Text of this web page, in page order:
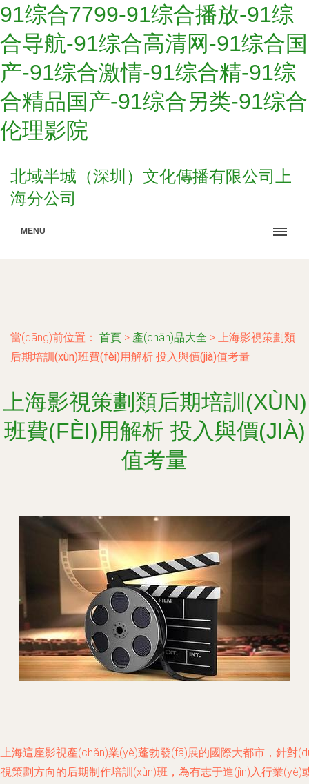
91综合7799-91综合播放-91综
合导航-91综合高清网-91综合国
产-91综合激情-91综合精-91综
合精品国产-91综合另类-91综合
伦理影院
北域半城（深圳）文化傳播有限公司上
海分公司
MENU
當(dāng)前位置： 首頁 > 產(chǎn)品大全 > 上海影視策劃類
后期培訓(xùn)班費(fèi)用解析 投入與價(jià)值考量
上海影視策劃類后期培訓(XÙN)
班費(FÈI)用解析 投入與價(JIÀ)
值考量
海這座影視產(chǎn)業(yè)蓬勃發(fā)展的國際大都市，針對
策劃方向的后期制作培訓(xùn)班，為有志于進(jìn)入行業(yè)